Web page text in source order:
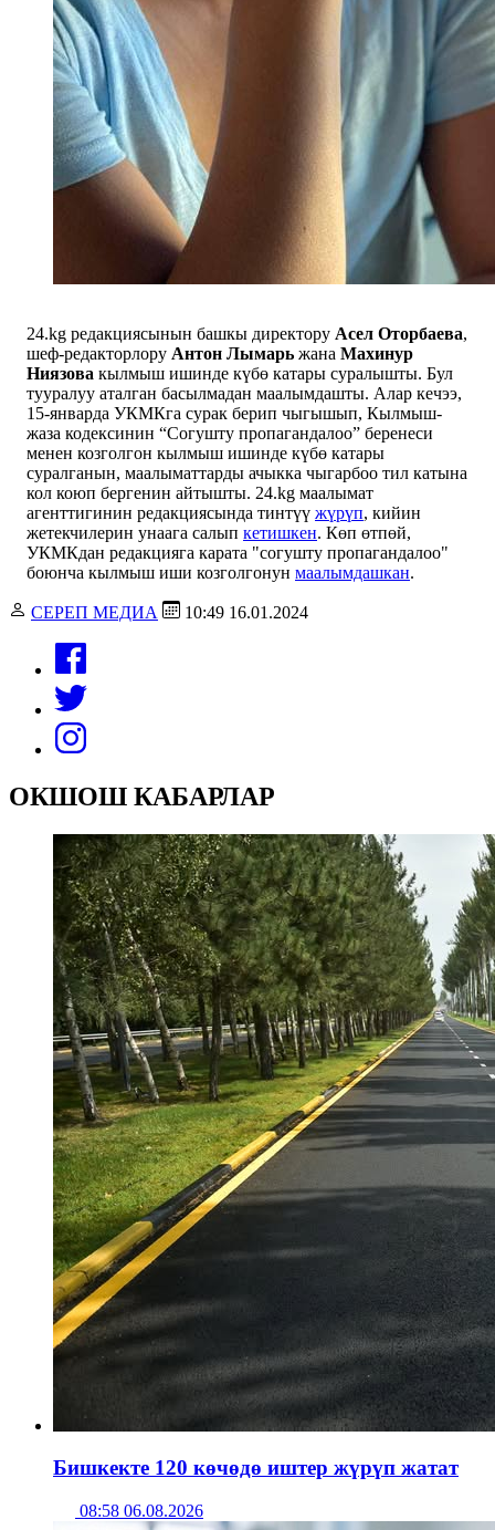
24.kg редакциясынын башкы директору Асел Оторбаева,
шеф-редакторлору Антон Лымарь жана Махинур
Ниязова кылмыш ишинде күбө катары суралышты. Бул
тууралуу аталган басылмадан маалымдашты. Алар кечээ,
15-январда УКМКга сурак берип чыгышып, Кылмыш-
жаза кодексинин “Согушту пропагандалоо” беренеси
менен козголгон кылмыш ишинде күбө катары
суралганын, маалыматтарды ачыкка чыгарбоо тил катына
кол коюп бергенин айтышты. 24.kg маалымат
агенттигинин редакциясында тинтүү жүрүп, кийин
жетекчилерин унаага салып кетишкен. Көп өтпөй,
УКМКдан редакцияга карата "согушту пропагандалоо"
боюнча кылмыш иши козголгонун маалымдашкан.
СЕРЕП МЕДИА 10:49 16.01.2024
ОКШОШ КАБАРЛАР
Бишкекте 120 көчөдө иштер жүрүп жатат
08:58 06.08.2026